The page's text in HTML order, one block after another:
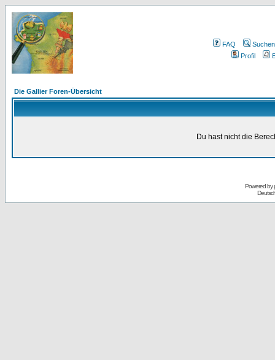
FAQ
Suchen
Profil
Die Gallier Foren-Übersicht
Du hast nicht die
Powered by